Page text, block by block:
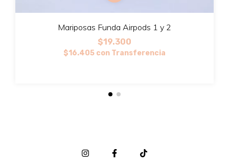
Mariposas Funda Airpods 1 y 2
$19.300
$16.405 con Transferencia